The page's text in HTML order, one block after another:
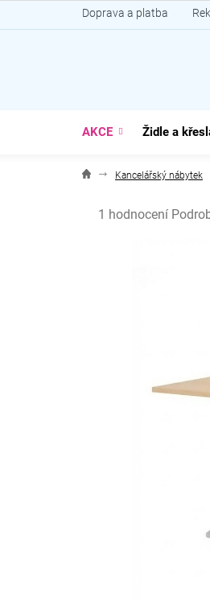
na
Doprava a platba
AKCE Židle a
Kancelářský nábytek
hodnocení
1 hodnocení